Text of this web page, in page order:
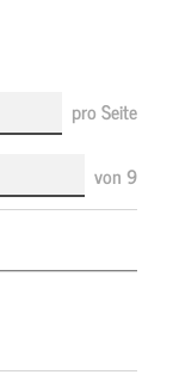
pro Seite
von 9